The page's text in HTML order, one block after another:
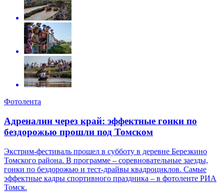
Фотолента
Адреналин через край: эффектные гонки по
бездорожью прошли под Томском
Экстрим-фестиваль прошел в субботу в деревне Березкино
Томского района. В программе – соревновательные заезды,
гонки по бездорожью и тест-драйвы квадроциклов. Самые
эффектные кадры спортивного праздника – в фотоленте РИА
Томск.